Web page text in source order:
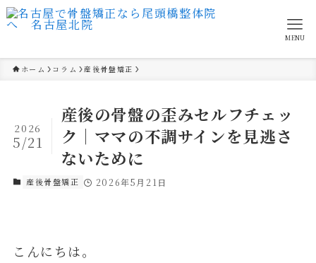
MENU
ホーム コラム 産後骨盤矯正
産後の骨盤の歪みセルフチェッ
ク｜ママの不調サインを見逃さ
ないために
2026
5/21
産後骨盤矯正 2026年5月21日
こんにちは。